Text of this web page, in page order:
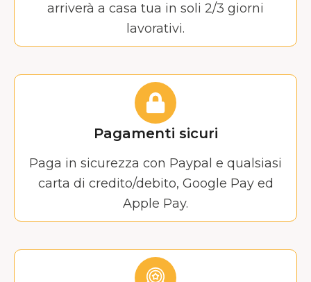
arriverà a casa tua in soli 2/3 giorni
lavorativi.
Pagamenti sicuri
Paga in sicurezza con Paypal e qualsiasi
carta di credito/debito, Google Pay ed
Apple Pay.